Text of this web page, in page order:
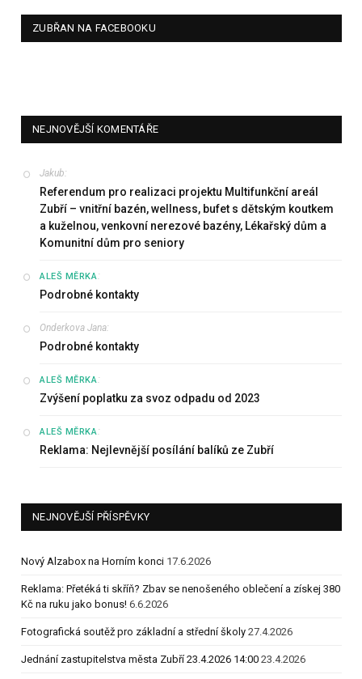
ZUBŘAN NA FACEBOOKU
NEJNOVĚJŠÍ KOMENTÁŘE
Jakub:
Referendum pro realizaci projektu Multifunkční areál
Zubří – vnitřní bazén, wellness, bufet s dětským koutkem
a kuželnou, venkovní nerezové bazény, Lékařský dům a
Komunitní dům pro seniory
ALEŠ MĚRKA:
Podrobné kontakty
Onderkova Jana:
Podrobné kontakty
ALEŠ MĚRKA:
Zvýšení poplatku za svoz odpadu od 2023
ALEŠ MĚRKA:
Reklama: Nejlevnější posílání balíků ze Zubří
NEJNOVĚJŠÍ PŘÍSPĚVKY
Nový Alzabox na Horním konci 17.6.2026
Reklama: Přetéká ti skříň? Zbav se nenošeného oblečení a získej 380
Kč na ruku jako bonus! 6.6.2026
Fotografická soutěž pro základní a střední školy 27.4.2026
Jednání zastupitelstva města Zubří 23.4.2026 14:00 23.4.2026